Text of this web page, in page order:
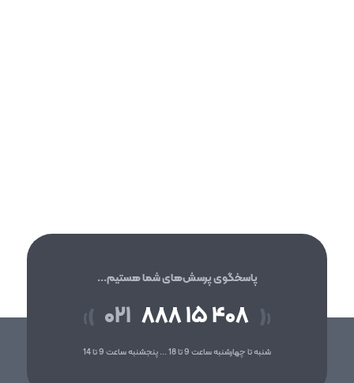
پاسخگوی پرسش‌های شما هستیم...
(( ۰۲۱ ۸۸۸ ۱۵ ۴۰۸ ))
شنبه تا چهارشنبه ساعت 9 تا 18 ... پنجشنبه ساعت 9 تا 14